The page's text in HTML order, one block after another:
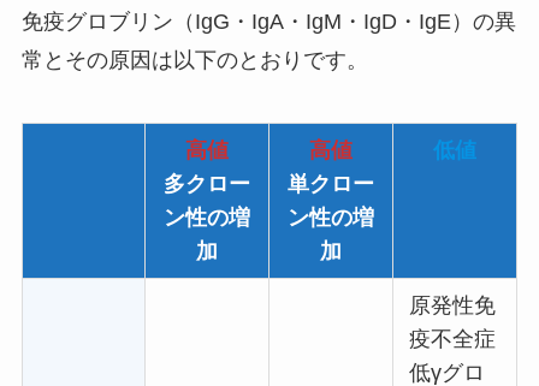
免疫グロブリン（IgG・IgA・IgM・IgD・IgE）の異
常とその原因は以下のとおりです。
高値
多クロー
ン性の増
加
高値
単クロー
ン性の増
加
低値
原発性免
疫不全症
低γグロ